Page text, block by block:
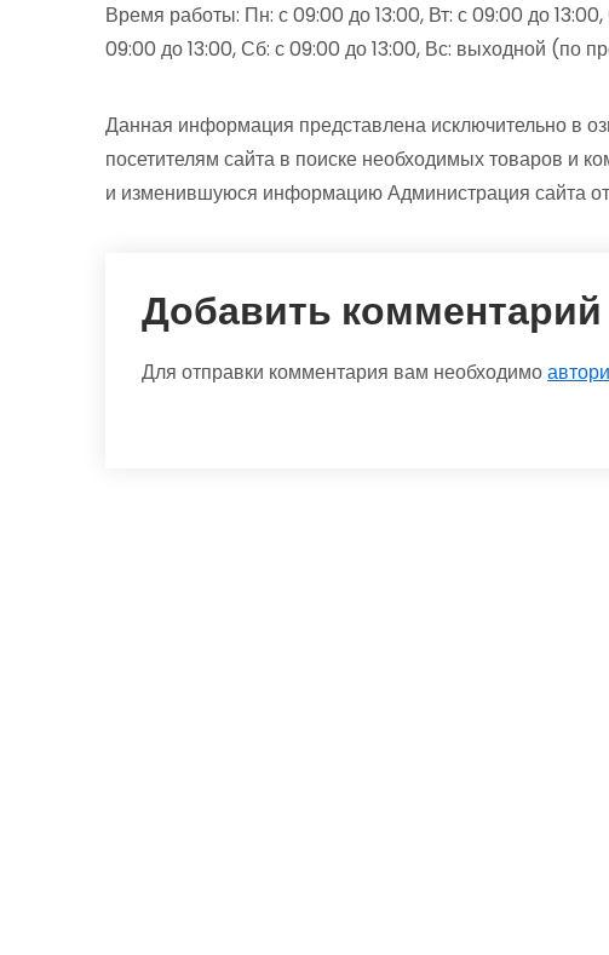
Время работы: Пн: с 09:00 до 13:00, Вт: с 09:00 до
09:00 до 13:00, Сб: с 09:00 до 13:00, Вс: выходной (по
Данная информация представлена исключительно в
посетителям сайта в поиске необходимых товаров и
и изменившуюся информацию Администрация сайта
Добавить комментарий
Для отправки комментария вам необходимо